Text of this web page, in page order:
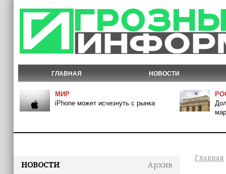
ГЛАВНАЯ НОВОСТИ
МИР
iPhone может исчезнуть с рынка
НОВОСТИ
Архив
Главная